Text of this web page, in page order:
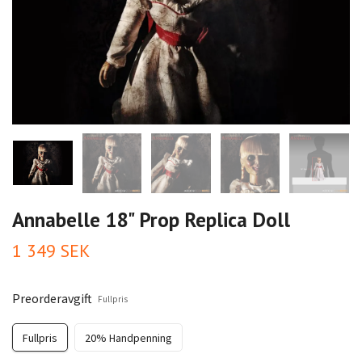
Annabelle 18" Prop Replica Doll
1 349 SEK
Preorderavgift Fullpris
Fullpris 20% Handpenning